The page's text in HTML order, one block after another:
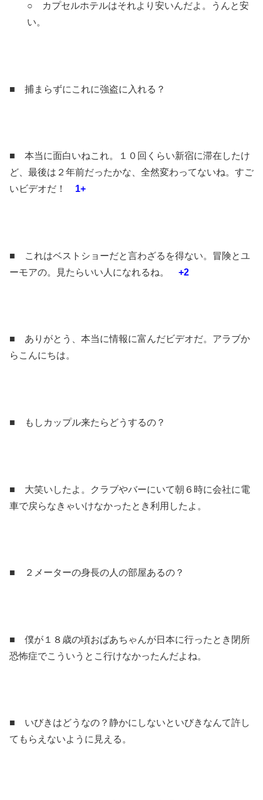
○ カプセルホテルはそれより安いんだよ。うんと安
い。
■ 捕まらずにこれに強盗に入れる？
■ 本当に面白いねこれ。１０回くらい新宿に滞在したけ
ど、最後は２年前だったかな、全然変わってないね。すご
いビデオだ！ 1+
■ これはベストショーだと言わざるを得ない。冒険とユ
ーモアの。見たらいい人になれるね。 +2
■ ありがとう、本当に情報に富んだビデオだ。アラブか
らこんにちは。
■ もしカップル来たらどうするの？
■ 大笑いしたよ。クラブやバーにいて朝６時に会社に電
車で戻らなきゃいけなかったとき利用したよ。
■ ２メーターの身長の人の部屋あるの？
■ 僕が１８歳の頃おばあちゃんが日本に行ったとき閉所
恐怖症でこういうとこ行けなかったんだよね。
■ いびきはどうなの？静かにしないといびきなんて許し
てもらえないように見える。